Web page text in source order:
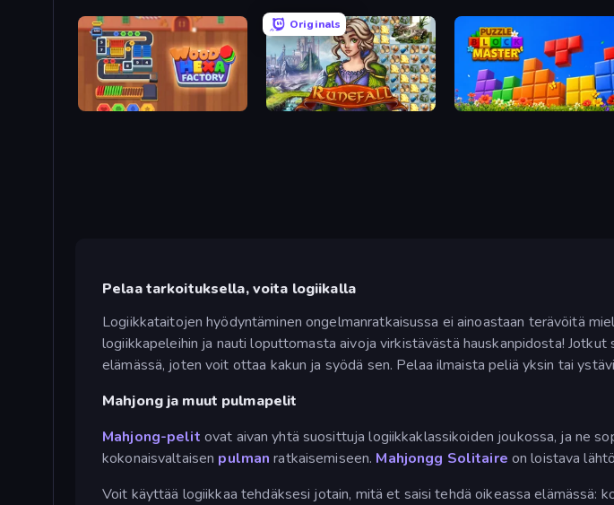
Wood Hexa Factory!
Originals
Runefall Puzzle Block Master
Pelaa tarkoituksella, voita logiikalla
Logiikkataitojen hyödyntäminen ongelmanratkaisussa ei ainoastaan terävöitä
logiikkapeleihin ja nauti loputtomasta aivoja virkistävästä hauskanpidosta!
elämässä, joten voit ottaa kakun ja syödä sen. Pelaa ilmaista peliä yksin tai
Mahjong ja muut pulmapelit
Mahjong-pelit ovat aivan yhtä suosittuja logiikkaklassikoiden joukossa, ja ne
kokonaisvaltaisen pulman ratkaisemiseen. Mahjongg Solitaire on loistava
Voit käyttää logiikkaa tehdäksesi jotain, mitä et saisi tehdä oikeassa elämässä: